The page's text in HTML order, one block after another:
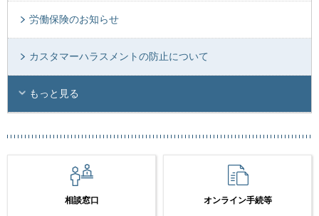
労働保険のお知らせ
カスタマーハラスメントの防止について
もっと見る
相談窓口 オンライン手続等